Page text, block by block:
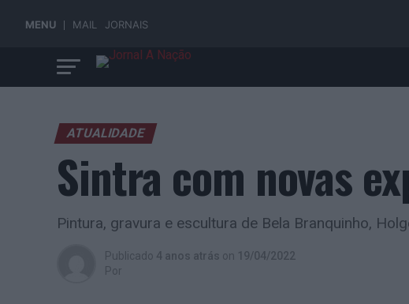
MENU MAIL JORNAIS
ATUALIDADE
Sintra com novas
Pintura, gravura e escultura de Bela Branquinho,
Publicado 4 anos atrás on 19/04/2022
Por